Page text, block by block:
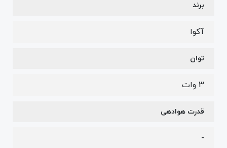
برند
آکوا
توان
3 وات
قدرت هوادهی
-